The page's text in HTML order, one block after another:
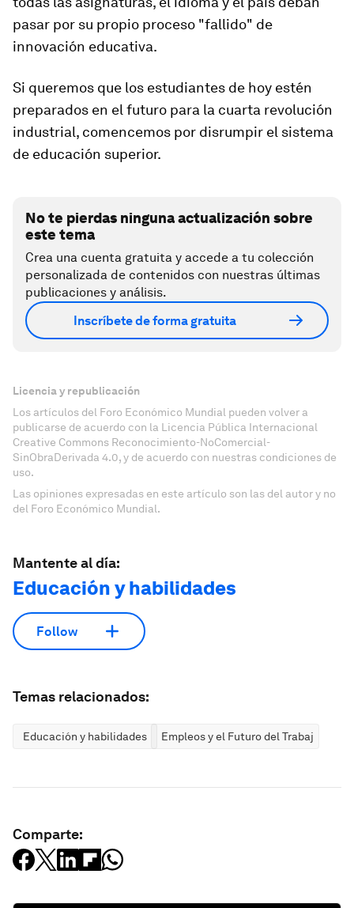
pasar por su propio proceso "fallido" de
innovación educativa.
Si queremos que los estudiantes de hoy estén
preparados en el futuro para la cuarta revolución
industrial, comencemos por disrumpir el sistema
de educación superior.
No te pierdas ninguna actualización sobre
este tema
Crea una cuenta gratuita y accede a tu colección
personalizada de contenidos con nuestras últimas
publicaciones y análisis.
Inscríbete de forma gratuita
Licencia y republicación
Los artículos del Foro Económico Mundial pueden volver a
publicarse de acuerdo con la Licencia Pública Internacional
Creative Commons Reconocimiento-NoComercial-
SinObraDerivada 4.0, y de acuerdo con nuestras condiciones de
uso.
Las opiniones expresadas en este artículo son las del autor y no
del Foro Económico Mundial.
Mantente al día:
Educación y habilidades
Follow
Temas relacionados:
Educación y habilidades Empleos y el Futuro del Trabajo
Comparte: